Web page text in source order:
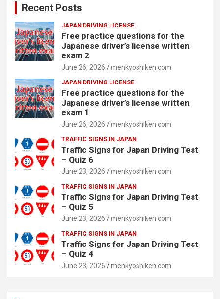
Recent Posts
JAPAN DRIVING LICENSE
Free practice questions for the
Japanese driver’s license written
exam 2
June 26, 2026 menkyoshiken.com
JAPAN DRIVING LICENSE
Free practice questions for the
Japanese driver’s license written
exam 1
June 26, 2026 menkyoshiken.com
TRAFFIC SIGNS IN JAPAN
Traffic Signs for Japan Driving Test
– Quiz 6
June 23, 2026 menkyoshiken.com
TRAFFIC SIGNS IN JAPAN
Traffic Signs for Japan Driving Test
– Quiz 5
June 23, 2026 menkyoshiken.com
TRAFFIC SIGNS IN JAPAN
Traffic Signs for Japan Driving Test
– Quiz 4
June 23, 2026 menkyoshiken.com